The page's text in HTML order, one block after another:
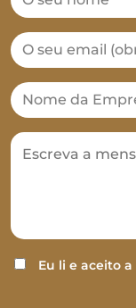
Eu li e aceito a